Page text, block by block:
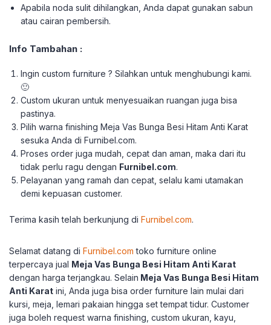
Apabila noda sulit dihilangkan, Anda dapat gunakan sabun
atau cairan pembersih.
Info Tambahan :
Ingin custom furniture ? Silahkan untuk menghubungi kami.
🙂
Custom ukuran untuk menyesuaikan ruangan juga bisa
pastinya.
Pilih warna finishing Meja Vas Bunga Besi Hitam Anti Karat
sesuka Anda di Furnibel.com.
Proses order juga mudah, cepat dan aman, maka dari itu
tidak perlu ragu dengan Furnibel.com.
Pelayanan yang ramah dan cepat, selalu kami utamakan
demi kepuasan customer.
Terima kasih telah berkunjung di Furnibel.com.
Selamat datang di Furnibel.com toko furniture online
terpercaya jual Meja Vas Bunga Besi Hitam Anti Karat
dengan harga terjangkau. Selain Meja Vas Bunga Besi Hitam
Anti Karat ini, Anda juga bisa order furniture lain mulai dari
kursi, meja, lemari pakaian hingga set tempat tidur. Customer
juga boleh request warna finishing, custom ukuran, kayu,